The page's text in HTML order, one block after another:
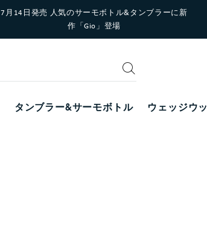
7月14日発売 人気のサーモボトル&タンブラーに新
作「Gio」登場
タンブラー&サーモボトル ウェッジウ